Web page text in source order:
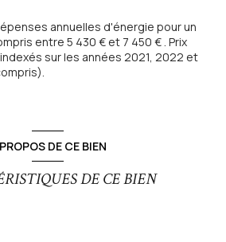
de toutes les commodités,
sérénité. Idéale pour les amateurs de
saura vous séduire par son cadre
de qualité.
annuelles d'énergie pour un
entre 5 430 € et 7 450 € . Prix
sur les années 2021, 2022 et
DE CE BIEN
DE CE BIEN